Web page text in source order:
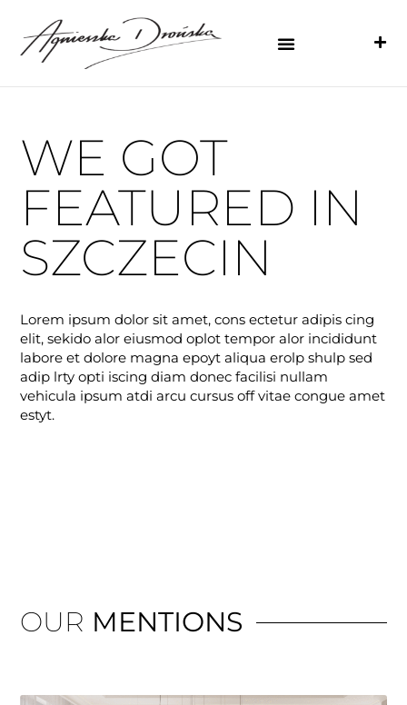
WE GOT
FEATURED IN
SZCZECIN
Lorem ipsum dolor sit amet, cons ectetur adipis cing
elit, sekido alor eiusmod oplot tempor alor incididunt
labore et dolore magna epoyt aliqua erolp shulp sed
adip lrty opti iscing diam donec facilisi nullam
vehicula ipsum atdi arcu cursus off vitae congue amet
estyt.
OUR MENTIONS